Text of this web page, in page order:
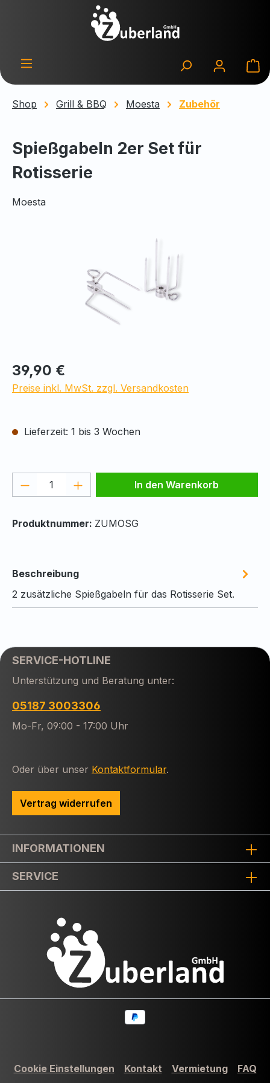
Zum Hauptinhalt springen
Shop Grill & BBQ Moesta Zubehör
Spießgabeln 2er Set für
Rotisserie
Moesta
Regulärer Preis:
39,90 €
Preise inkl. MwSt. zzgl. Versandkosten
Lieferzeit: 1 bis 3 Wochen
Produkt Anzahl: Gib denIn den Warenkorb
Produktnummer: ZUMOSG
Beschreibung
2 zusätzliche Spießgabeln für das Rotisserie Set.
SERVICE-HOTLINE
Unterstützung und Beratung unter:
05187 3003306
Mo-Fr, 09:00 - 17:00 Uhr
Oder über unser Kontaktformular.
Vertrag widerrufen
INFORMATIONEN
SERVICE
Cookie Einstellungen Kontakt Vermietung FAQ